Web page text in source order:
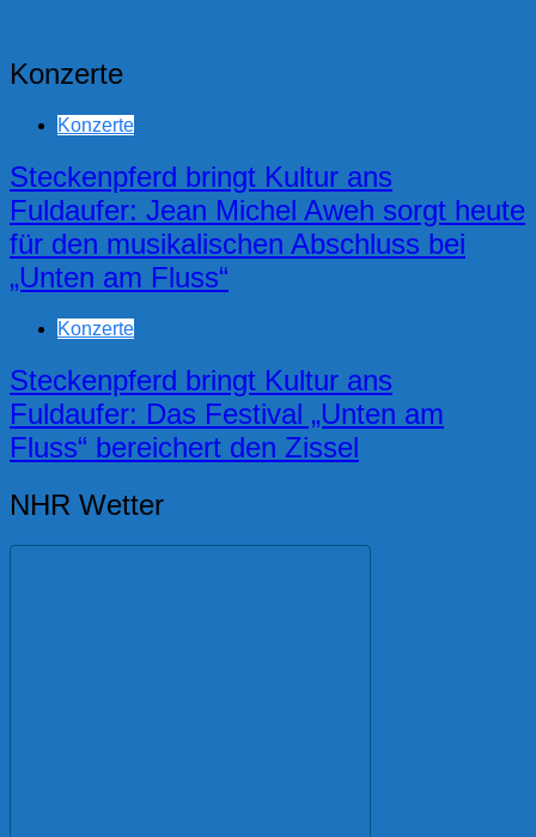
Konzerte
Konzerte
Steckenpferd bringt Kultur ans
Fuldaufer: Jean Michel Aweh sorgt heute
für den musikalischen Abschluss bei
„Unten am Fluss“
Konzerte
Steckenpferd bringt Kultur ans
Fuldaufer: Das Festival „Unten am
Fluss“ bereichert den Zissel
NHR Wetter